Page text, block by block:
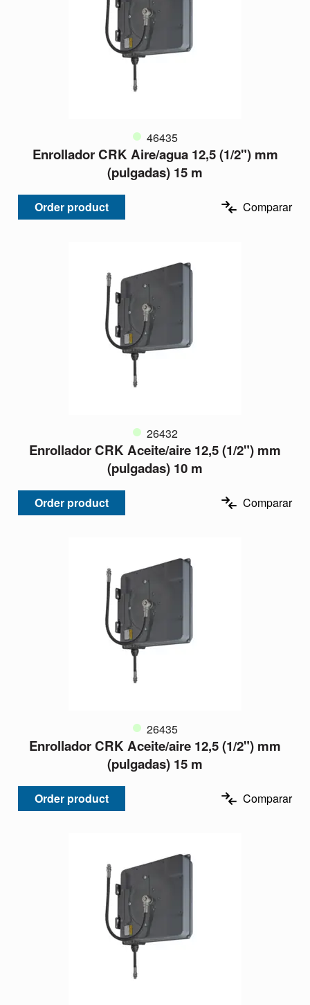
46435
Enrollador CRK Aire/agua 12,5 (1/2") mm
(pulgadas) 15 m
Order product Comparar
26432
Enrollador CRK Aceite/aire 12,5 (1/2") mm
(pulgadas) 10 m
Order product Comparar
26435
Enrollador CRK Aceite/aire 12,5 (1/2") mm
(pulgadas) 15 m
Order product Comparar